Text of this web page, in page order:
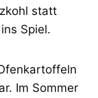
statt
Spiel.
Im Sommer